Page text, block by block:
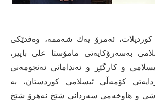
كوردپلات، ئەمرۆ یەك شەممە، وەفدێكی
بەسەرۆكایەتی مامۆستا علی باپیر،
و كارگێڕ و ئەندامانی ئەنجومەنی
كۆمەڵی ئیسلامی كوردستان، بە
و هاوخەمی سەردانی شێخ نەهرۆ شێخ